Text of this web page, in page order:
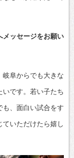
ッセージをお願い
岐阜からでも大きな
です。若い子たち
、面白い試合をす
いただけたら嬉し